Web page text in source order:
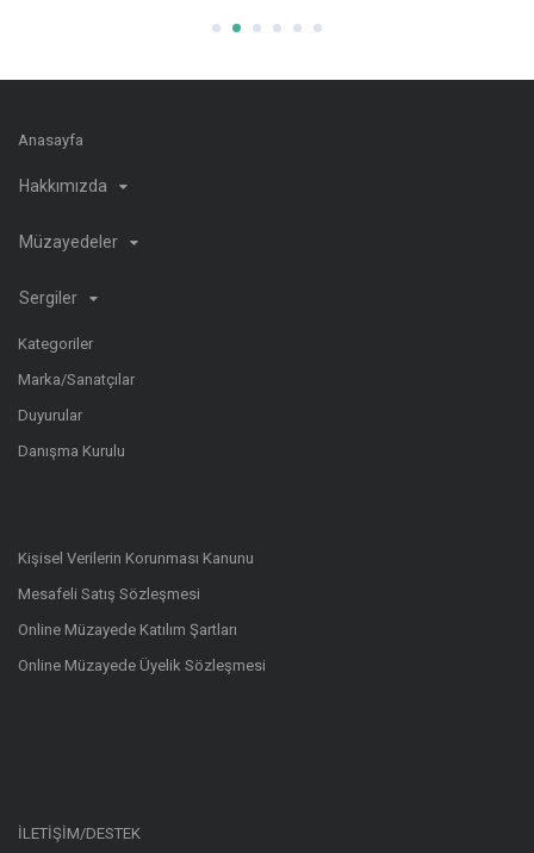
Anasayfa
Hakkımızda
Müzayedeler
Sergiler
Kategoriler
Marka/Sanatçılar
Duyurular
Danışma Kurulu
Kişisel Verilerin Korunması Kanunu
Mesafeli Satış Sözleşmesi
Online Müzayede Katılım Şartları
Online Müzayede Üyelik Sözleşmesi
İLETİŞİM/DESTEK